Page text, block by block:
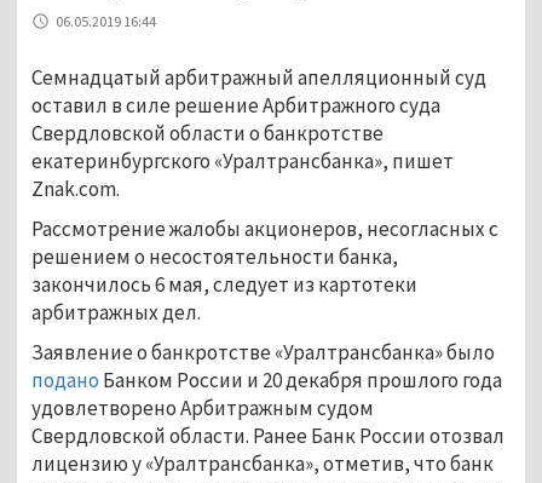
06.05.2019 16:44
Семнадцатый арбитражный апелляционный суд
оставил в силе решение Арбитражного суда
Свердловской области о банкротстве
екатеринбургского «Уралтрансбанка», пишет
Znak.com.
Рассмотрение жалобы акционеров, несогласных с
решением о несостоятельности банка,
закончилось 6 мая, следует из картотеки
арбитражных дел.
Заявление о банкротстве «Уралтрансбанка» было
подано Банком России и 20 декабря прошлого года
удовлетворено Арбитражным судом
Свердловской области. Ранее Банк России отозвал
лицензию у «Уралтрансбанка», отметив, что банк